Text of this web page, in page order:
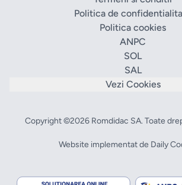
Politica de
Politica cookies
ANPC
SOL
SAL
Vezi Cookies
Copyright ©2026 Romdidac SA. Toate
Website implementat de Daily